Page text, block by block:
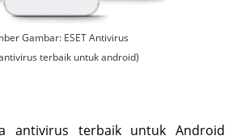
Gambar: ESET Antivirus
terbaik untuk android)
antivirus terbaik untuk Android